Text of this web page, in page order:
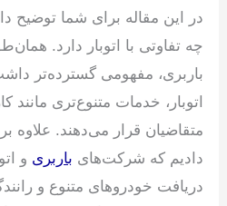
در این مقاله برای شما توضیح
چه تفاوتی با اتوبار دارد.
باربری، مفهومی گسترده‌تر
اتوبار، خدمات متنوع‌تری مانند
متقاضیان قرار می‌دهند. علاوه
دادیم که شرکت‌های باربری و
دریافت خودرو‌های متنوع و